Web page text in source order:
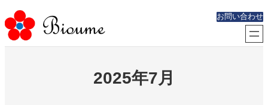
容
を
ス
お問い合わせ
2025年7月